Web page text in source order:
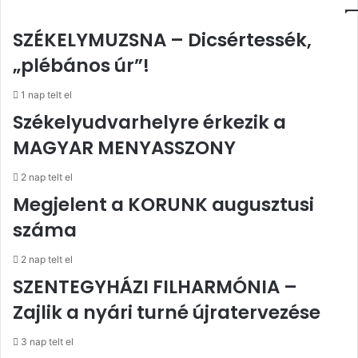
SZÉKELYMUZSNA – Dicsértessék,
„plébános úr”!
1 nap telt el
Székelyudvarhelyre érkezik a
MAGYAR MENYASSZONY
2 nap telt el
Megjelent a KORUNK augusztusi
száma
2 nap telt el
SZENTEGYHÁZI FILHARMÓNIA –
Zajlik a nyári turné újratervezése
3 nap telt el